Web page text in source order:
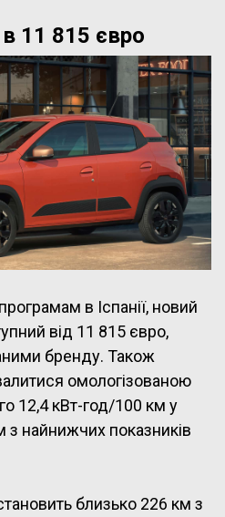
в 11 815 євро
в Іспанії, новий
від 11 815 євро,
бренду. Також
омологізованою
12,4 кВт-год/100 км у
з найнижчих показників
близько 226 км з